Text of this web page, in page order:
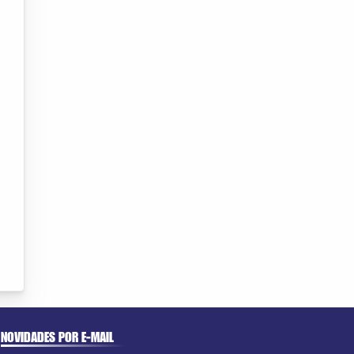
NOVIDADES POR E-MAIL